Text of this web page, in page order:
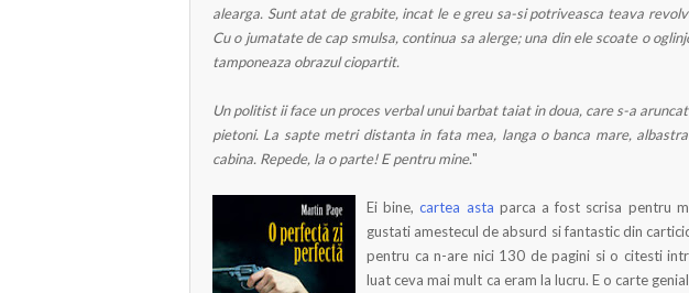
alearga. Sunt atat de grabite, incat le e greu sa-si potriveasca teava
Cu o jumatate de cap smulsa, continua sa alerge; una din ele scoate o
tamponeaza obrazul ciopartit.
Un politist ii face un proces verbal unui barbat taiat in doua, care s-a
pietoni. La sapte metri distanta in fata mea, langa o banca mare,
cabina. Repede, la o parte! E pentru mine."
Ei bine,cartea asta parca a fost scrisa pentru
gustati amestecul de absurd si fantastic din
pentru ca n-are nici 130 de pagini si o citesti
luat ceva mai mult ca eram la lucru. E o carte